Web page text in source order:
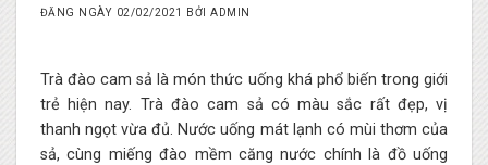
ĐĂNG NGÀY 02/02/2021 BỞIADMIN
Trà đào cam sả là món thức uống khá phổ biến trong giới
trẻ hiện nay. Trà đào cam sả có màu sắc rất đẹp, vị
thanh ngọt vừa đủ. Nước uống mát lạnh có mùi thơm của
sả, cùng miếng đào mềm căng nước chính là đồ uống